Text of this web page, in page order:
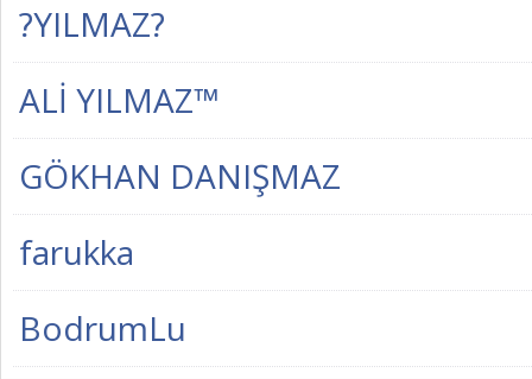
?YILMAZ?
ALİ YILMAZ™
GÖKHAN DANIŞMAZ
farukka
BodrumLu